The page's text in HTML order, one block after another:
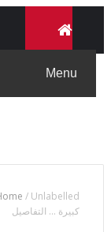
/ Unlabelled
كبيرة ... التفاصيل